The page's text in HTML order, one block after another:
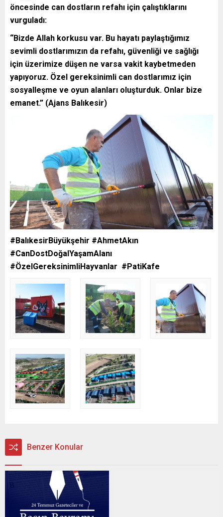
öncesinde can dostların refahı için çalıştıklarını
vurguladı:
“Bizde Allah korkusu var. Bu hayatı paylaştığımız
sevimli dostlarımızın da refahı, güvenliği ve sağlığı
için üzerimize düşen ne varsa vakit kaybetmeden
yapıyoruz. Özel gereksinimli can dostlarımız için
sosyalleşme ve oyun alanları oluşturduk. Onlar bize
emanet.” (Ajans Balıkesir)
#BalıkesirBüyükşehir #AhmetAkın
#CanDostDoğalYaşamAlanı
#ÖzelGereksinimliHayvanlar #PatiKafe
Benzer Konular